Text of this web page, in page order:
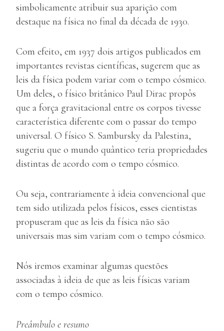
simbolicamente atribuir sua aparição com
destaque na física no final da década de 1930.
Com efeito, em 1937 dois artigos publicados em
importantes revistas científicas, sugerem que as
leis da física podem variar com o tempo cósmico.
Um deles, o físico britânico Paul Dirac propôs
que a força gravitacional entre os corpos tivesse
característica diferente com o passar do tempo
universal. O físico S. Sambursky da Palestina,
sugeriu que o mundo quântico teria propriedades
distintas de acordo com o tempo cósmico.
Ou seja, contrariamente à ideia convencional que
tem sido utilizada pelos físicos, esses cientistas
propuseram que as leis da física não são
universais mas sim variam com o tempo cósmico.
Nós iremos examinar algumas questões
associadas à ideia de que as leis físicas variam
com o tempo cósmico.
Preâmbulo e resumo